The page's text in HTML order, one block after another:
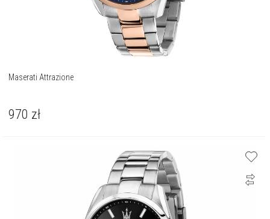
Maserati Attrazione
970 zł